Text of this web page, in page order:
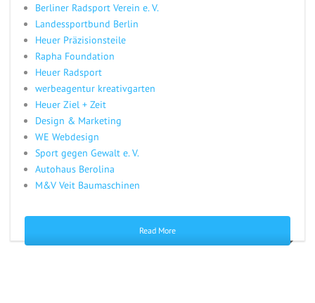
Berliner Radsport Verein e. V.
Landessportbund Berlin
Heuer Präzisionsteile
Rapha Foundation
Heuer Radsport
werbeagentur kreativgarten
Heuer Ziel + Zeit
Design & Marketing
WE Webdesign
Sport gegen Gewalt e. V.
Autohaus Berolina
M&V Veit Baumaschinen
Read More